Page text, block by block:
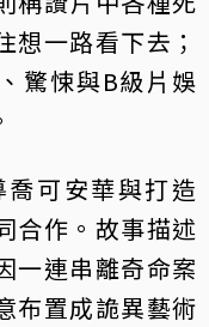
想一路看下去；
驚悚與B級片娛
喬可安華與打造
合作。故事描述
一連串離奇命案
布置成詭異藝術